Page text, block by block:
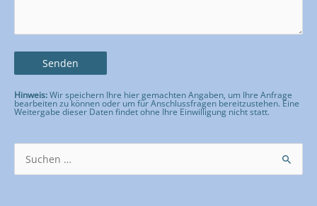
Hinweis:Wir speichern Ihre hier gemachten Angaben, um Ihre Anfrage
bearbeiten zu können oder um für Anschlussfragen bereitzustehen. Eine
Weitergabe dieser Daten findet ohne Ihre Einwilligung nicht statt.